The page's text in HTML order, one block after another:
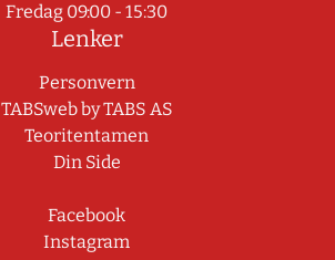
Fredag 09:00 - 15:30
Lenker
Personvern
TABSwebby TABS AS
Teoritentamen
Din Side
Facebook
Instagram